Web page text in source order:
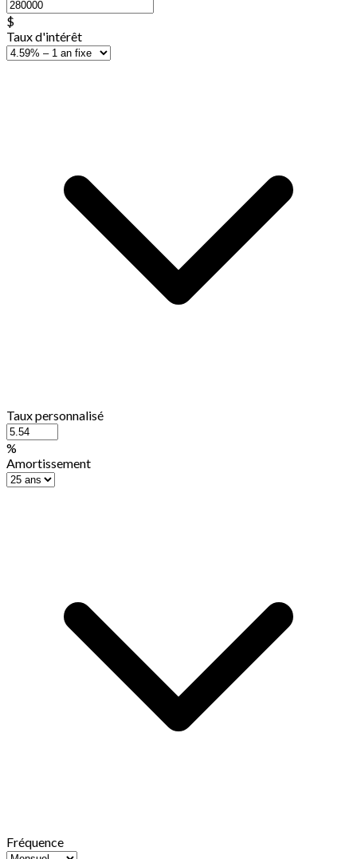
$
Taux d'intérêt
Taux personnalisé
%
Amortissement
Fréquence